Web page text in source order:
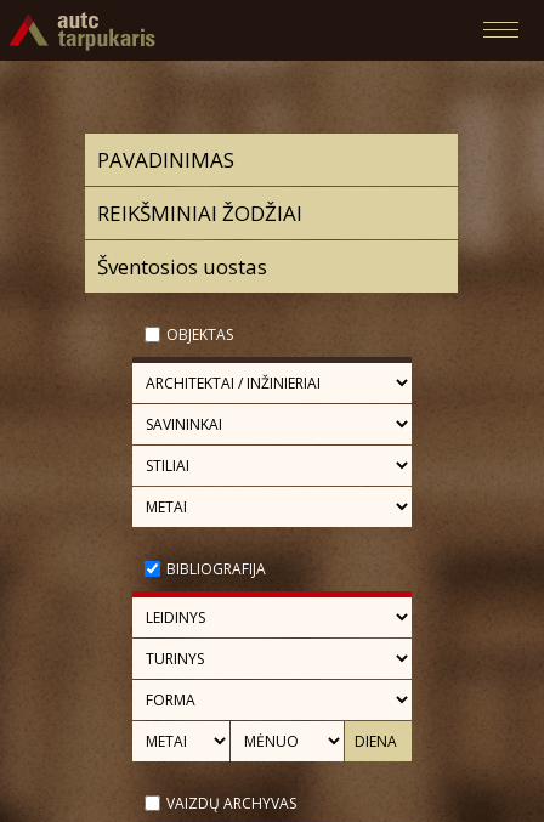
OBJEKTAS
BIBLIOGRAFIJA
VAIZDŲ ARCHYVAS